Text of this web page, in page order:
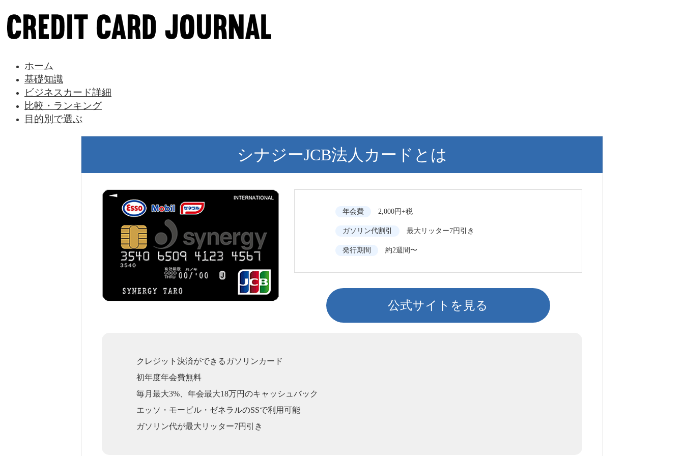
ホーム
基礎知識
ビジネスカード詳細
比較・ランキング
目的別で選ぶ
シナジーJCB法人カードとは
年会費 2,000円+税
ガソリン代割引 最大リッター7円引き
発行期間 約2週間〜
公式サイトを見る
クレジット決済ができるガソリンカード
初年度年会費無料
毎月最大3%、年会最大18万円のキャッシュバック
エッソ・モービル・ゼネラルのSSで利用可能
ガソリン代が最大リッター7円引き